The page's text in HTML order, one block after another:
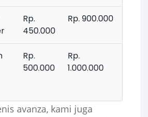
Rp.
450.000
Rp. 900.000
Rp.
500.000
Rp.
1.000.000
avanza, kami juga